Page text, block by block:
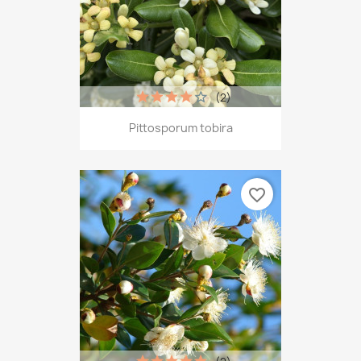
Pittosporum tobira
(2)
favorite_border